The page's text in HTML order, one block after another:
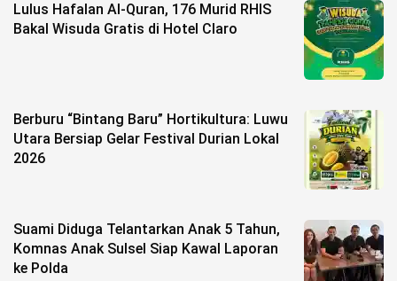
Lulus Hafalan Al-Quran, 176 Murid RHIS
Bakal Wisuda Gratis di Hotel Claro
Berburu “Bintang Baru” Hortikultura: Luwu
Utara Bersiap Gelar Festival Durian Lokal
2026
Suami Diduga Telantarkan Anak 5 Tahun,
Komnas Anak Sulsel Siap Kawal Laporan
ke Polda